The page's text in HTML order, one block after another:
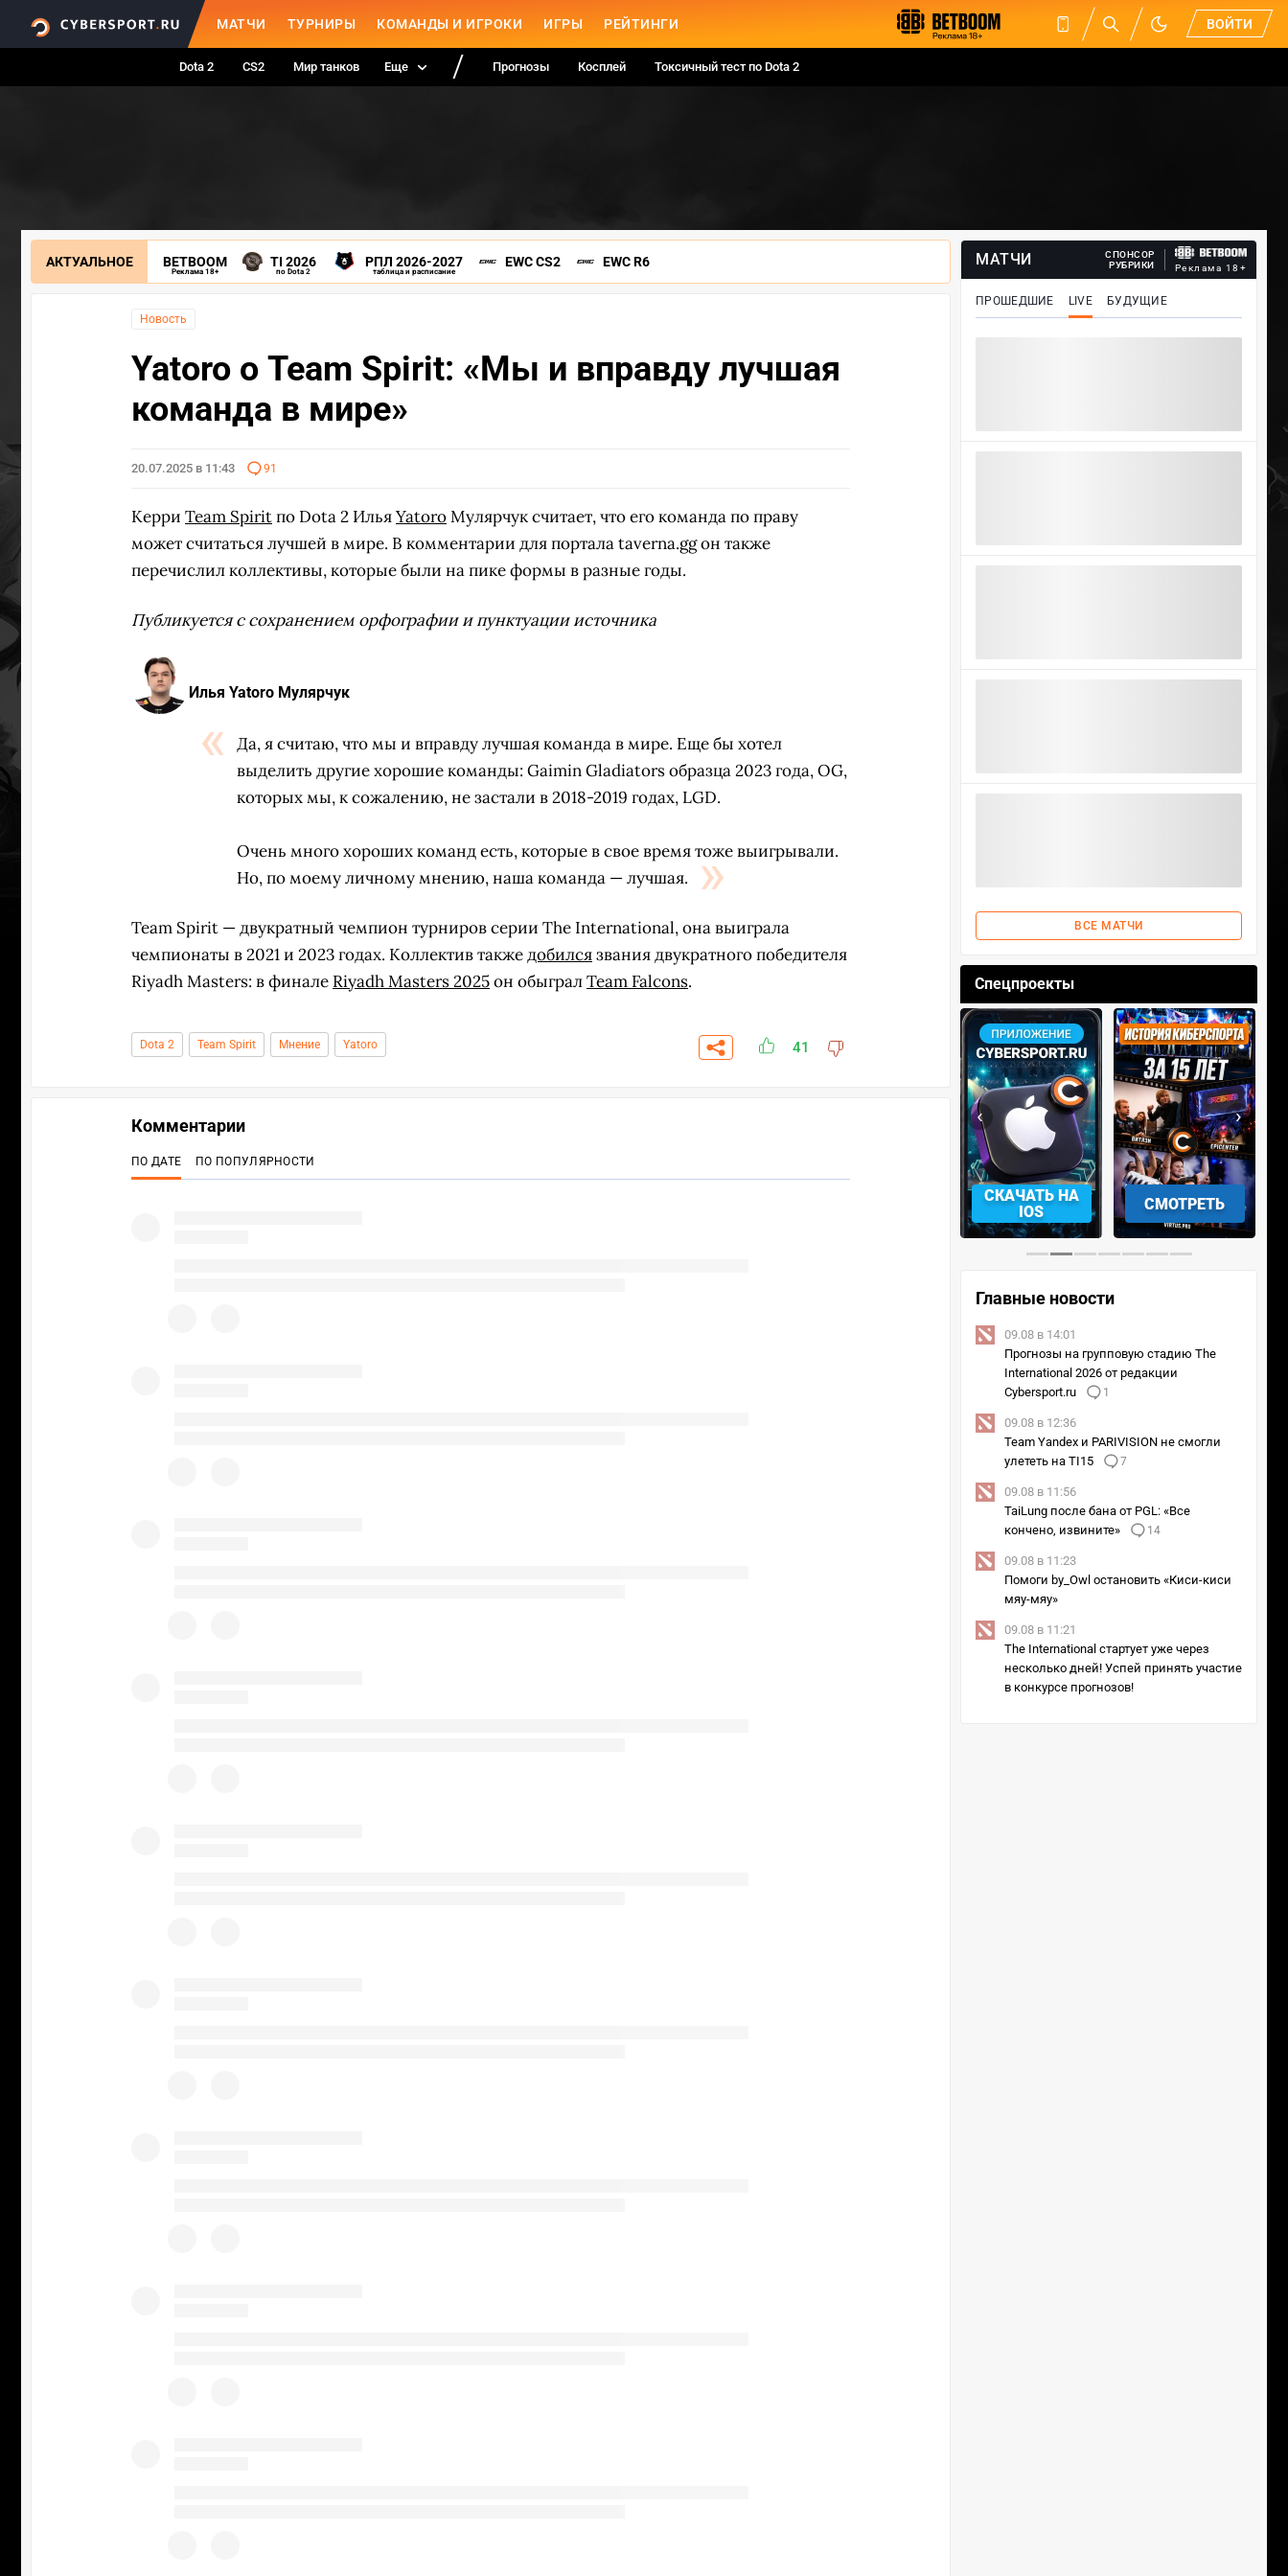
МАТЧИ ТУРНИРЫ КОМАНДЫ И ИГРОКИ ИГРЫ РЕЙТИНГИ ВОЙТИ
Dota 2 CS2 Мир танков Еще Прогнозы Косплей Токсичный тест по Dota 2
АКТУАЛЬНОЕ BETBOOM
Реклама 18+
TI 2026
по Dota 2
РПЛ 2026-2027
таблица и расписание
EWC CS2 EWC R6
Новость
Yatoro о Team Spirit: «Мы и вправду лучшая
команда в мире»
20.07.2025 в 11:43 91
Керри Team Spiritпо Dota 2 ИльяYatoroМулярчук считает, что его команда по праву
может считаться лучшей в мире. В комментарии для портала taverna.gg он также
перечислил коллективы, которые были на пике формы в разные годы.
Публикуется с сохранением орфографии и пунктуации источника
Илья Yatoro Мулярчук
Да, я считаю, что мы и вправду лучшая команда в мире. Еще бы хотел
выделить другие хорошие команды: Gaimin Gladiators образца 2023 года, OG,
которых мы, к сожалению, не застали в 2018-2019 годах, LGD.
Очень много хороших команд есть, которые в свое время тоже выигрывали.
Но, по моему личному мнению, наша команда — лучшая.
Team Spirit — двукратный чемпион турниров серии The International, она выиграла
чемпионаты в 2021 и 2023 годах. Коллектив такжедобилсязвания двукратного победителя
Riyadh Masters: в финале Riyadh Masters 2025он обыгралTeam Falcons.
Dota 2 Team Spirit Мнение Yatoro 41
МАТЧИ
СПОНСОР
РУБРИКИ
Реклама 18+
ПРОШЕДШИЕ LIVE БУДУЩИЕ
ВСЕ МАТЧИ
Спецпроекты
СМОТРЕТЬ УЧАСТВОВАТЬ
‹ ›
Главные новости
09.08 в 14:01
Прогнозы на групповую стадию The
International 2026 от редакции
Cybersport.ru
1
09.08 в 12:36
Team Yandex и PARIVISION не смогли
улететь на TI15
7
09.08 в 11:56
TaiLung после бана от PGL: «Все
кончено, извините»
14
09.08 в 11:23
Помоги by_Owl остановить «Киси-киси
мяу-мяу»
09.08 в 11:21
The International стартует уже через
несколько дней! Успей принять участие
в конкурсе прогнозов!
Комментарии
ПО ДАТЕ ПО ПОПУЛЯРНОСТИ